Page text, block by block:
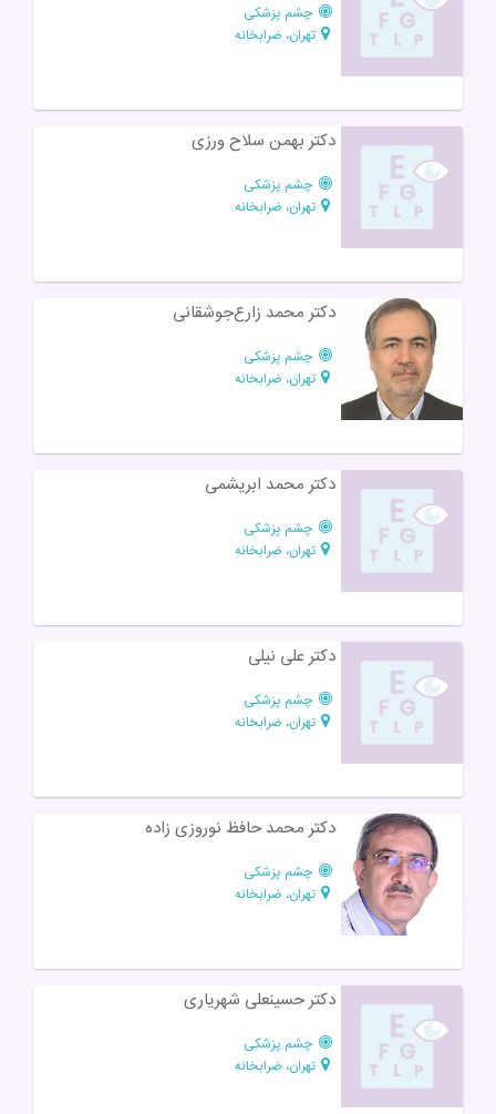
چشم پزشکی
تهران، ضرابخانه
دکتر بهمن سلاح ورزی
چشم پزشکی
تهران، ضرابخانه
دکتر محمد زارع‌جوشقانی
چشم پزشکی
تهران، ضرابخانه
دکتر محمد ابریشمی
چشم پزشکی
تهران، ضرابخانه
دکتر علی نیلی
چشم پزشکی
تهران، ضرابخانه
دکتر محمد حافظ نوروزی زاده
چشم پزشکی
تهران، ضرابخانه
دکتر حسینعلی شهریاری
چشم پزشکی
تهران، ضرابخانه